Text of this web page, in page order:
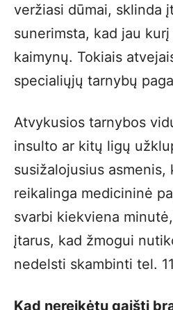
veržiasi dūmai, sklinda
sunerimsta, kad jau
kaimynų. Tokiais
specialiųjų tarnybų
Atvykusios tarnybos
insulto ar kitų ligų
susižalojusius asmenis,
reikalinga medicininė
svarbi kiekviena
įtarus, kad žmogui
nedelsti skambinti tel.
Kad nereikėtų gaišti